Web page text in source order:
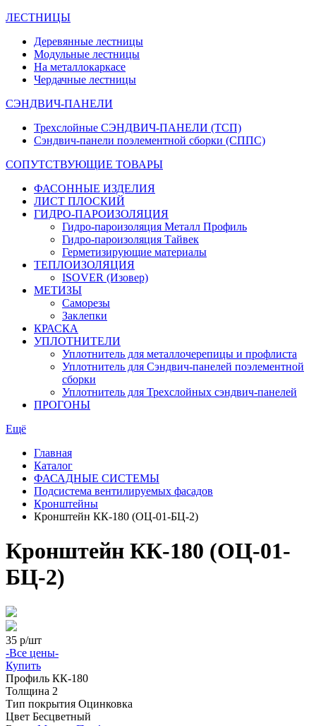
ЛЕСТНИЦЫ
Деревянные лестницы
Модульные лестницы
На металлокаркасе
Чердачные лестницы
СЭНДВИЧ-ПАНЕЛИ
Трехслойные СЭНДВИЧ-ПАНЕЛИ (ТСП)
Сэндвич-панели поэлементной сборки (СППС)
СОПУТСТВУЮЩИЕ ТОВАРЫ
ФАСОННЫЕ ИЗДЕЛИЯ
ЛИСТ ПЛОСКИЙ
ГИДРО-ПАРОИЗОЛЯЦИЯ
Гидро-пароизоляция Металл Профиль
Гидро-пароизоляция Тайвек
Герметизирующие материалы
ТЕПЛОИЗОЛЯЦИЯ
ISOVER (Изовер)
МЕТИЗЫ
Саморезы
Заклепки
КРАСКА
УПЛОТНИТЕЛИ
Уплотнитель для металлочерепицы и профлиста
Уплотнитель для Сэндвич-панелей поэлементной
сборки
Уплотнитель для Трехслойных сэндвич-панелей
ПРОГОНЫ
Ещё
Главная
Каталог
ФАСАДНЫЕ СИСТЕМЫ
Подсистема вентилируемых фасадов
Кронштейны
Кронштейн КК-180 (ОЦ-01-БЦ-2)
Кронштейн КК-180 (ОЦ-01-
БЦ-2)
35 р/шт
-Все цены-
Купить
Профиль КК-180
Толщина 2
Тип покрытия Оцинковка
Цвет Бесцветный